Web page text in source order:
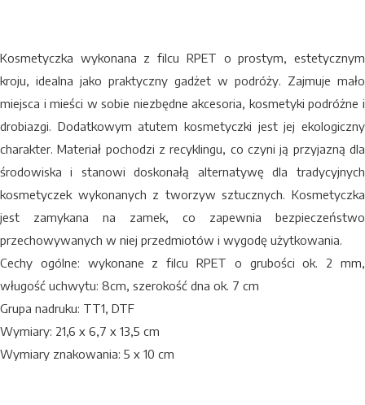
Kosmetyczka wykonana z filcu RPET o prostym, estetycznym
kroju, idealna jako praktyczny gadżet w podróży. Zajmuje mało
miejsca i mieści w sobie niezbędne akcesoria, kosmetyki podróżne i
drobiazgi. Dodatkowym atutem kosmetyczki jest jej ekologiczny
charakter. Materiał pochodzi z recyklingu, co czyni ją przyjazną dla
środowiska i stanowi doskonałą alternatywę dla tradycyjnych
kosmetyczek wykonanych z tworzyw sztucznych. Kosmetyczka
jest zamykana na zamek, co zapewnia bezpieczeństwo
przechowywanych w niej przedmiotów i wygodę użytkowania.
Cechy ogólne: wykonane z filcu RPET o grubości ok. 2 mm,
wługość uchwytu: 8cm, szerokość dna ok. 7 cm
Grupa nadruku: TT1, DTF
Wymiary: 21,6 x 6,7 x 13,5 cm
Wymiary znakowania: 5 x 10 cm